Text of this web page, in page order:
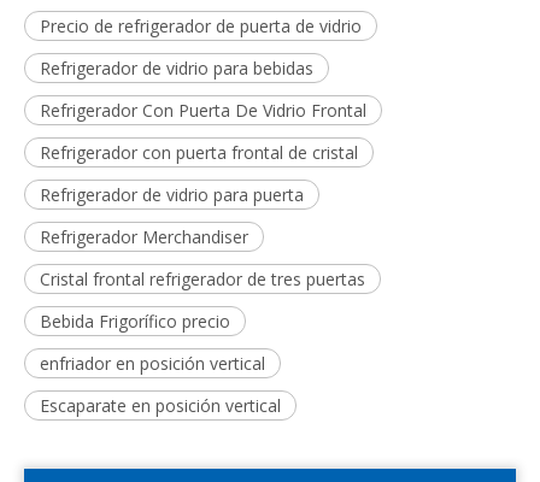
Precio de refrigerador de puerta de vidrio
Refrigerador de vidrio para bebidas
Refrigerador Con Puerta De Vidrio Frontal
Refrigerador con puerta frontal de cristal
Refrigerador de vidrio para puerta
Refrigerador Merchandiser
Cristal frontal refrigerador de tres puertas
Bebida Frigorífico precio
enfriador en posición vertical
Escaparate en posición vertical